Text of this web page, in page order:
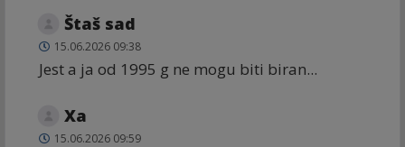
Štaš sad
15.06.2026 09:38
Jest a ja od 1995 g ne mogu biti biran...
Xa
15.06.2026 09:59